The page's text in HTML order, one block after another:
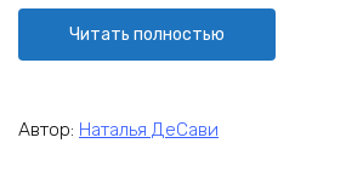
Читать полностью
Автор: Наталья ДеСави